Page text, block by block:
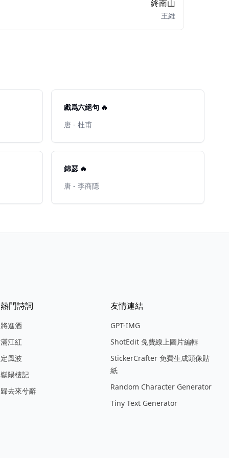
終南山
王維
戲爲六絕句 🔥
唐 - 杜甫
錦瑟 🔥
唐 - 李商隱
熱門詩詞
將進酒
滿江紅
定風波
嶽陽樓記
歸去來兮辭
友情連結
GPT-IMG
ShotEdit 免費線上圖片編輯
StickerCrafter 免費生成頭像貼
紙
Random Character Generator
Tiny Text Generator